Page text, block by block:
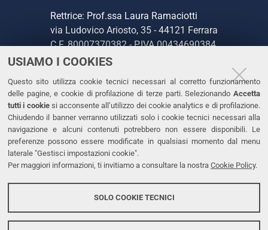
USIAMO I COOKIES
Questo sito utilizza cookie tecnici necessari al corretto funzionamento
delle pagine, e cookie di profilazione di terze parti. Selezionando Accetta
tutti i cookiesi acconsente all’utilizzo dei cookie analytics e di profilazione.
Chiudendo il banner verranno utilizzati solo i cookie tecnici necessari alla
navigazione e alcuni contenuti potrebbero non essere disponibili. Le
preferenze possono essere modificate in qualsiasi momento dal menu
laterale "Gestisci impostazioni cookie".
Per maggiori informazioni, ti invitiamo a consultare la nostra Cookie Policy.
SOLO COOKIE TECNICI
Rettrice: Prof.ssa Laura Ramaciotti
via Ludovico Ariosto, 35 - 44121 Ferrara
C.F. 80007370382 - P.IVA 00434690384
CONTATTI
Tel. +39 0532 293111
Fax. +39 0532 293031
PEC
LINKS
Accessibilità
Protezione dati personali